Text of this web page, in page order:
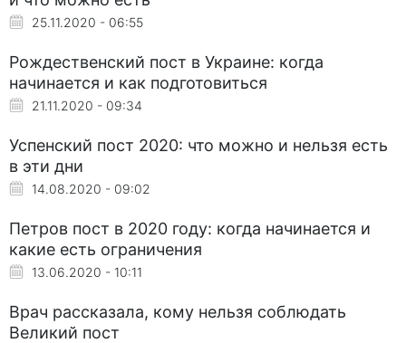
25.11.2020 - 06:55
Рождественский пост в Украине: когда
начинается и как подготовиться
21.11.2020 - 09:34
Успенский пост 2020: что можно и нельзя есть
в эти дни
14.08.2020 - 09:02
Петров пост в 2020 году: когда начинается и
какие есть ограничения
13.06.2020 - 10:11
Врач рассказала, кому нельзя соблюдать
Великий пост